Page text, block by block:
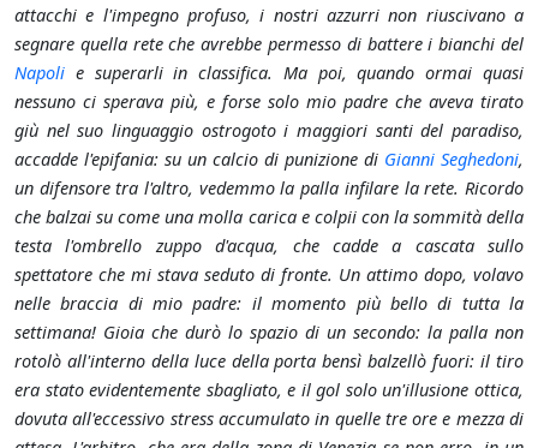
attacchi e l'impegno profuso, i nostri azzurri non riuscivano a
segnare quella rete che avrebbe permesso di battere i bianchi del
Napoli e superarli in classifica. Ma poi, quando ormai quasi
nessuno ci sperava più, e forse solo mio padre che aveva tirato
giù nel suo linguaggio ostrogoto i maggiori santi del paradiso,
accadde l'epifania: su un calcio di punizione di Gianni Seghedoni,
un difensore tra l'altro, vedemmo la palla infilare la rete. Ricordo
che balzai su come una molla carica e colpii con la sommità della
testa l'ombrello zuppo d'acqua, che cadde a cascata sullo
spettatore che mi stava seduto di fronte. Un attimo dopo, volavo
nelle braccia di mio padre: il momento più bello di tutta la
settimana! Gioia che durò lo spazio di un secondo: la palla non
rotolò all'interno della luce della porta bensì balzellò fuori: il tiro
era stato evidentemente sbagliato, e il gol solo un'illusione ottica,
dovuta all'eccessivo stress accumulato in quelle tre ore e mezza di